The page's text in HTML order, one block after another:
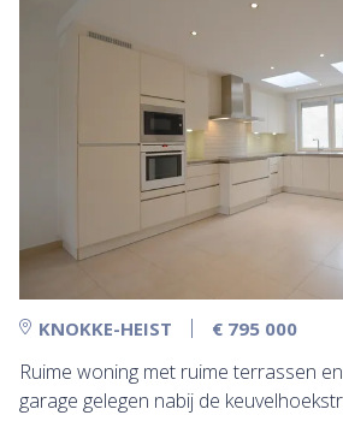
KNOKKE-HEIST € 795 000
Ruime woning met ruime terrassen
garage gelegen nabij de